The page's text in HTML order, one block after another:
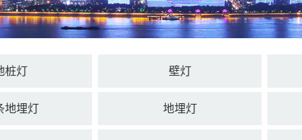
桩灯 壁灯
地埋灯 地埋灯